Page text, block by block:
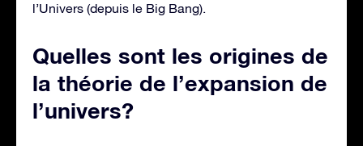
l’Univers (depuis le Big Bang).
Quelles sont les origines de
la théorie de l’expansion de
l’univers?